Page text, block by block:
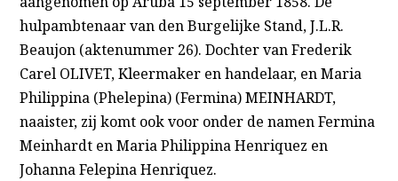
hulpambtenaar van den Burgelijke Stand, J.L.R.
Beaujon (aktenummer 26). Dochter van Frederik
Carel OLIVET, Kleermaker en handelaar, en Maria
Philippina (Phelepina) (Fermina) MEINHARDT,
naaister, zij komt ook voor onder de namen Fermina
Meinhardt en Maria Philippina Henriquez en
Johanna Felepina Henriquez.